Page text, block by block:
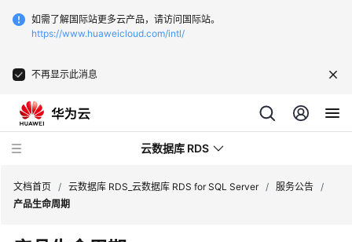
如需了解国际站更多云产品，请访问国际站。
https://www.huaweicloud.com/intl/
不再显示此消息
云数据库 RDS
文档首页 / 云数据库 RDS_云数据库 RDS for SQL Server / 服务公告 /
产品生命周期